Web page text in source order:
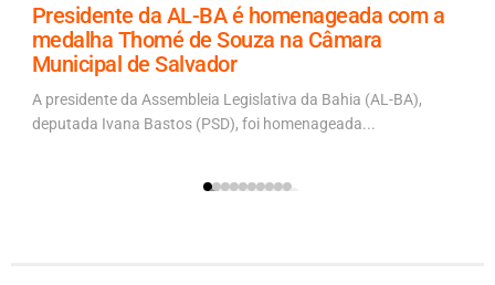
Presidente da AL-BA é homenageada com a
medalha Thomé de Souza na Câmara
Municipal de Salvador
A presidente da Assembleia Legislativa da Bahia (AL-BA),
deputada Ivana Bastos (PSD), foi homenageada...